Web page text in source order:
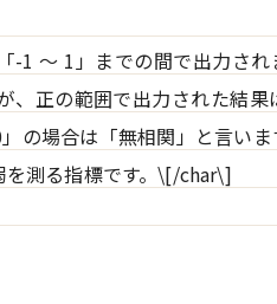
～ 1」までの間で出力され
、正の範囲で出力された結果
の場合は「無相関」と言いま
を測る指標です。\[/char\]